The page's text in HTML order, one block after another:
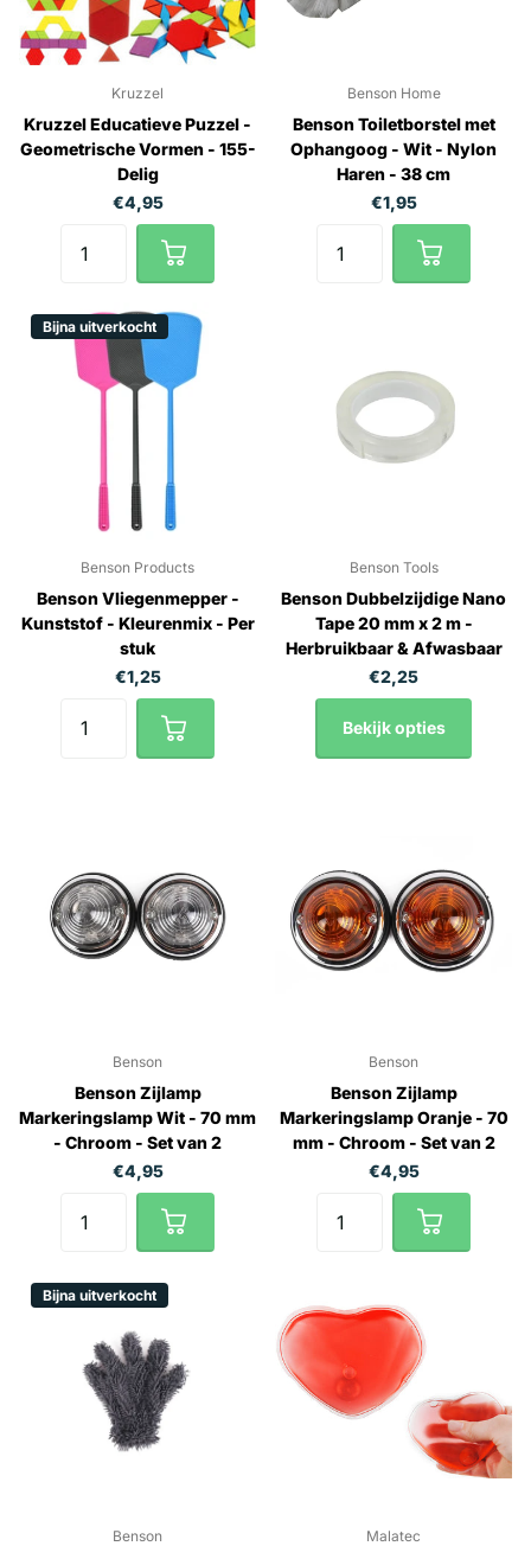
Kruzzel
Kruzzel Educatieve Puzzel -
Geometrische Vormen - 155-
Delig
€4,95
Benson Home
Benson Toiletborstel met
Ophangoog - Wit - Nylon
Haren - 38 cm
€1,95
Bijna uitverkocht
Benson Products
Benson Vliegenmepper -
Kunststof - Kleurenmix - Per
stuk
€1,25
Benson Tools
Benson Dubbelzijdige Nano
Tape 20 mm x 2 m -
Herbruikbaar & Afwasbaar
€2,25
Bekijk opties
Benson
Benson Zijlamp
Markeringslamp Wit - 70 mm
- Chroom - Set van 2
€4,95
Benson
Benson Zijlamp
Markeringslamp Oranje - 70
mm - Chroom - Set van 2
€4,95
Bijna uitverkocht
Benson Malatec